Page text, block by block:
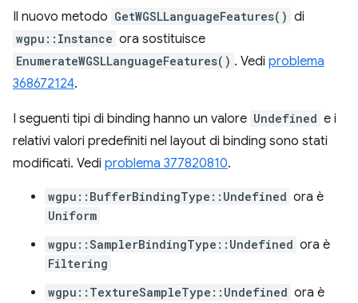
Il nuovo metodo GetWGSLLanguageFeatures() di
wgpu::Instance ora sostituisce
EnumerateWGSLLanguageFeatures() . Vedi problema
368672124.
I seguenti tipi di binding hanno un valore Undefined e i
relativi valori predefiniti nel layout di binding sono stati
modificati. Vedi problema 377820810.
wgpu::BufferBindingType::Undefined ora è
Uniform
wgpu::SamplerBindingType::Undefined ora è
Filtering
wgpu::TextureSampleType::Undefined ora è